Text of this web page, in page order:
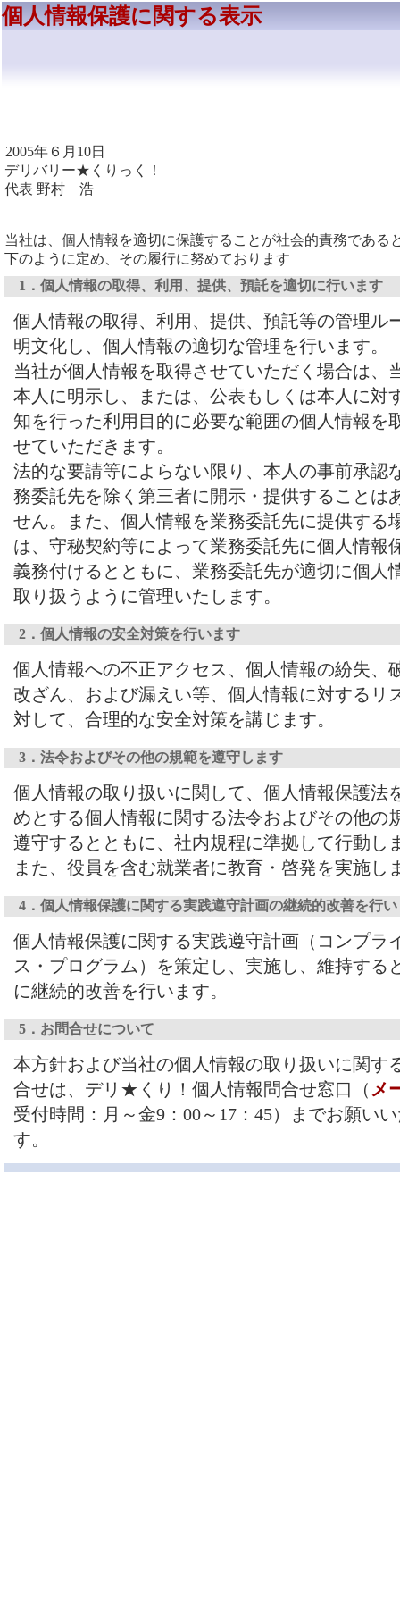
個人情報保護に関する表示
2005年６月10日
デリバリー★くりっく！
代表 野村 浩
当社は、個人情報を適切に保護することが社会的責務である
下のように定め、その履行に努めております
1．個人情報の取得、利用、提供、預託を適切に行います
個人情報の取得、利用、提供、預託等の管理ル
明文化し、個人情報の適切な管理を行います。
当社が個人情報を取得させていただく場合は、
本人に明示し、または、公表もしくは本人に対
知を行った利用目的に必要な範囲の個人情報を
せていただきます。
法的な要請等によらない限り、本人の事前承認
務委託先を除く第三者に開示・提供することは
せん。また、個人情報を業務委託先に提供する
は、守秘契約等によって業務委託先に個人情報
義務付けるとともに、業務委託先が適切に個人
取り扱うように管理いたします。
2．個人情報の安全対策を行います
個人情報への不正アクセス、個人情報の紛失、
改ざん、および漏えい等、個人情報に対するリ
対して、合理的な安全対策を講じます。
3．法令およびその他の規範を遵守します
個人情報の取り扱いに関して、個人情報保護法
めとする個人情報に関する法令およびその他の
遵守するとともに、社内規程に準拠して行動し
また、役員を含む就業者に教育・啓発を実施し
4．個人情報保護に関する実践遵守計画の継続的改善を行い
個人情報保護に関する実践遵守計画（コンプラ
ス・プログラム）を策定し、実施し、維持する
に継続的改善を行います。
5．お問合せについて
本方針および当社の個人情報の取り扱いに関す
合せは、デリ★くり！個人情報問合せ窓口（ メ
受付時間：月～金9：00～17：45）までお願い
す。